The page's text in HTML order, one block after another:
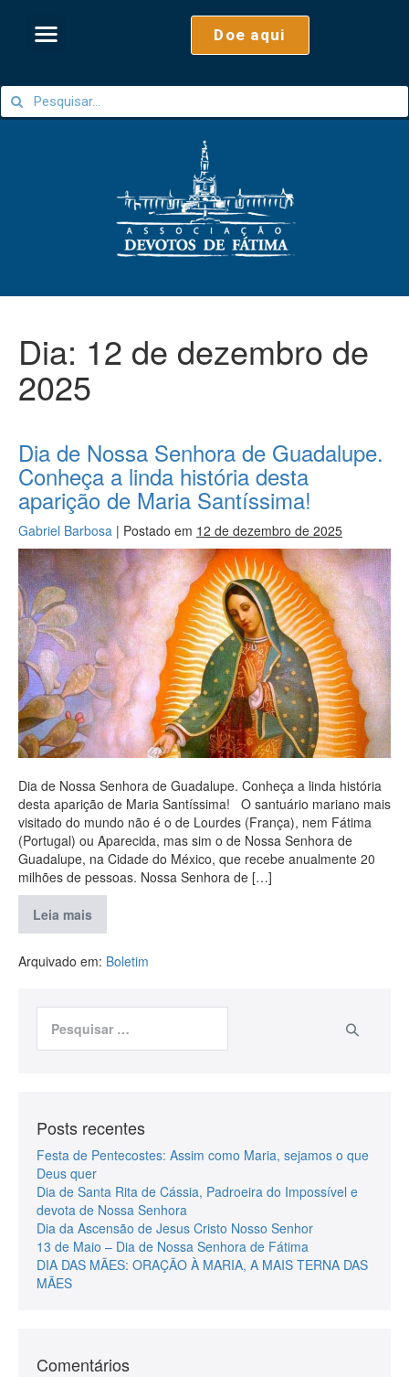
Doe aqui
Dia: 12 de dezembro de
2025
Dia de Nossa Senhora de Guadalupe.
Conheça a linda história desta
aparição de Maria Santíssima!
Gabriel Barbosa | Postado em 12 de dezembro de 2025
Dia de Nossa Senhora de Guadalupe. Conheça a linda história
desta aparição de Maria Santíssima! O santuário mariano mais
visitado do mundo não é o de Lourdes (França), nem Fátima
(Portugal) ou Aparecida, mas sim o de Nossa Senhora de
Guadalupe, na Cidade do México, que recebe anualmente 20
milhões de pessoas. Nossa Senhora de […]
Leia mais
Arquivado em: Boletim
Posts recentes
Festa de Pentecostes: Assim como Maria, sejamos o que
Deus quer
Dia de Santa Rita de Cássia, Padroeira do Impossível e
devota de Nossa Senhora
Dia da Ascensão de Jesus Cristo Nosso Senhor
13 de Maio – Dia de Nossa Senhora de Fátima
DIA DAS MÃES: ORAÇÃO À MARIA, A MAIS TERNA DAS
MÃES
Comentários